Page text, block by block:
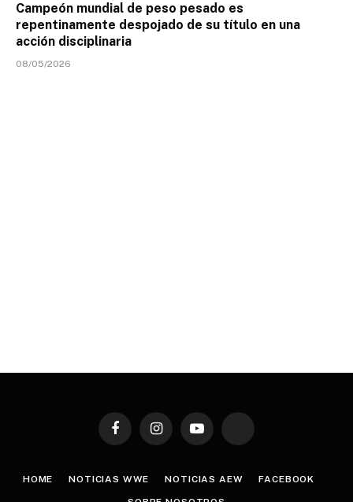
Campeón mundial de peso pesado es
repentinamente despojado de su título en una
acción disciplinaria
08/05/2026
FacebookInstagramYouTube TikTok
HOME NOTICIAS WWE NOTICIAS AEW FACEBOOK